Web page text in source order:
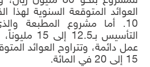
10. أما مشروع المطبعة
عمل دائمة، وتتراوح العوائد
15 إلى 20 في المائة.